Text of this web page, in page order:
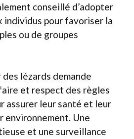
conseillé d’adopter
individus pour favoriser la
ou de groupes
des lézards demande
et respect des règles
assurer leur santé et leur
environnement. Une
et une surveillance